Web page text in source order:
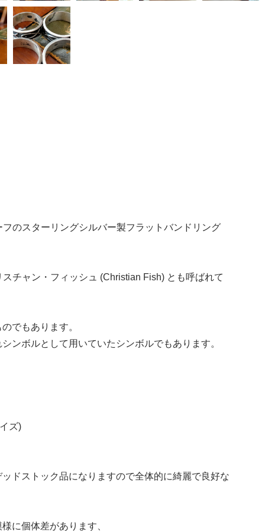
のスターリングシルバー製フラットバンドリング
チャン・フィッシュ (Christian Fish) とも呼ばれて
でもあります。
ンボルとして用いていたシンボルでもあります。
ズ)
ドストック品になりますので全体的に綺麗で良好な
に個体差があります、